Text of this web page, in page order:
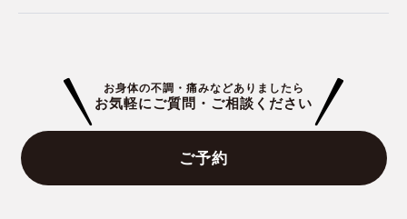
お身体の不調・痛みなどありましたら
お気軽にご質問・ご相談ください
ご予約